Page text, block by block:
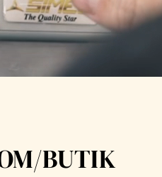
BUTIK